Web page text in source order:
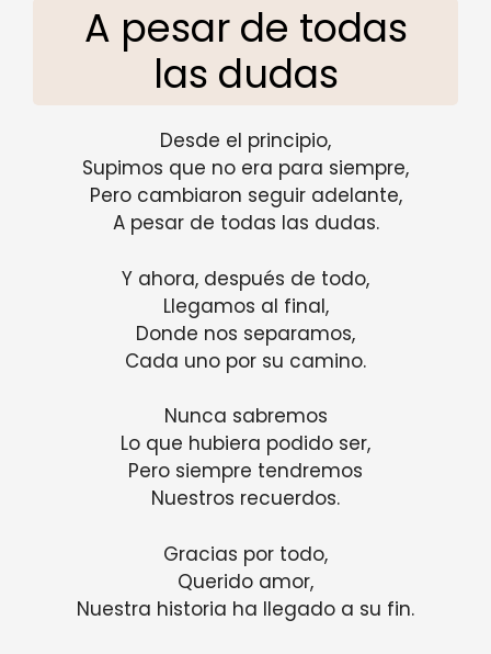
A pesar de todas
las dudas
Desde el principio,
Supimos que no era para siempre,
Pero cambiaron seguir adelante,
A pesar de todas las dudas.
Y ahora, después de todo,
Llegamos al final,
Donde nos separamos,
Cada uno por su camino.
Nunca sabremos
Lo que hubiera podido ser,
Pero siempre tendremos
Nuestros recuerdos.
Gracias por todo,
Querido amor,
Nuestra historia ha llegado a su fin.